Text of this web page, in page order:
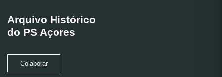
Arquivo Histórico
do PS Açores
Colaborar